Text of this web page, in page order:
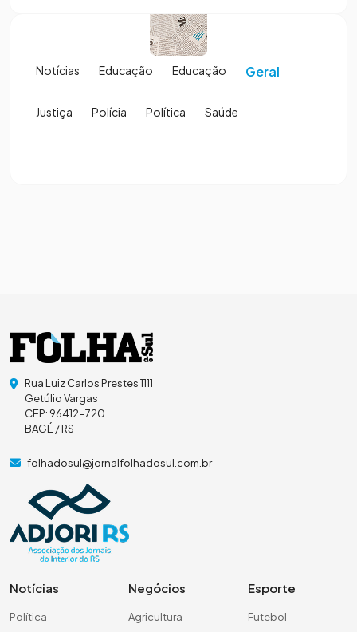
Notícias Educação Educação Geral
Justiça Polícia Política Saúde
Rua Luiz Carlos Prestes 1111
Getúlio Vargas
CEP: 96412-720
BAGÉ / RS
folhadosul@jornalfolhadosul.com.br
Notícias
Política
Negócios
Agricultura
Esporte
Futebol